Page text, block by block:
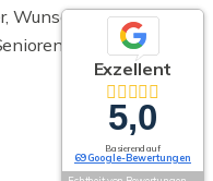
Wunsch nach
Exzellent
5,0
Basierend auf
69 Google-Bewertungen